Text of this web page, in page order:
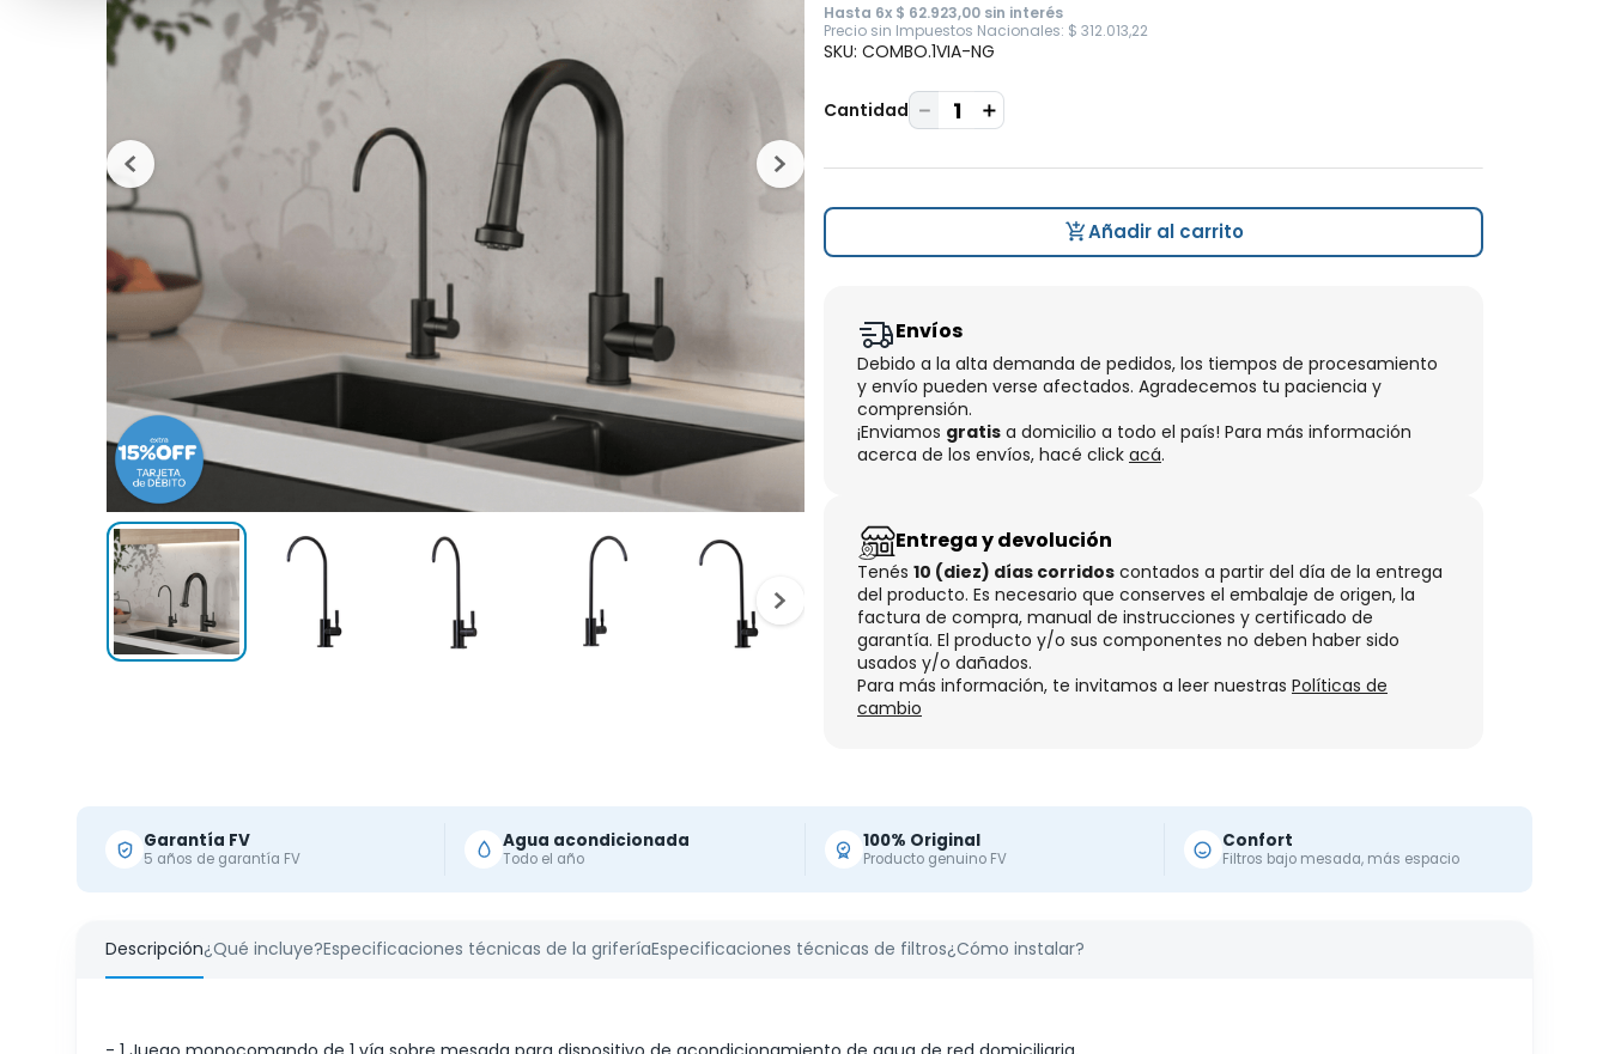
Hasta 6x $ 62.923,00 sin interés
Precio sin Impuestos Nacionales: $ 312.013,22
SKU: COMBO.1VIA-NG
Cantidad ＋
－
Añadir al carrito
Envíos
Debido a la alta demanda de pedidos, los tiempos de procesamiento
y envío pueden verse afectados. Agradecemos tu paciencia y
comprensión.
¡Enviamos gratis a domicilio a todo el país! Para más información
acerca de los envíos, hacé click acá.
Entrega y devolución
Tenés 10 (diez) días corridos contados a partir del día de la entrega
del producto. Es necesario que conserves el embalaje de origen, la
factura de compra, manual de instrucciones y certificado de
garantía. El producto y/o sus componentes no deben haber sido
usados y/o dañados.
Para más información, te invitamos a leer nuestras Políticas de
cambio
Garantía FV
5 años de garantía FV
Agua acondicionada
Todo el año
100% Original
Producto genuino FV
Confort
Filtros bajo mesada, más espacio
Descripción¿Qué incluye?Especificaciones técnicas de la griferíaEspecificaciones técnicas de filtros¿Cómo instalar?